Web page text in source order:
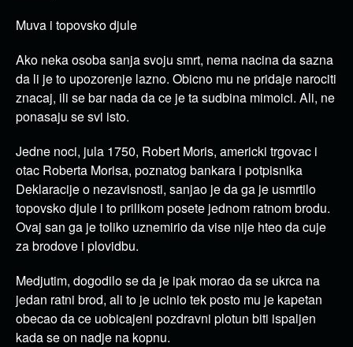
Muva i topovsko djule
Ako neka osoba sanja svoju smrt, nema nacina da sazna
da li je to upozorenje lazno. Obicno mu ne pridaje narociti
znacaj, ili se bar nada da ce je ta sudbina mimoici. Ali, ne
ponasaju se svi isto.
Jedne noci, jula 1750, Robert Moris, americki trgovac i
otac Roberta Morisa, poznatog bankara i potpisnika
Deklaracije o nezavisnosti, sanjao je da ga je usmrtilo
topovsko djule i to prilikom posete jednom ratnom brodu.
Ovaj san ga je toliko uznemirio da vise nije hteo da cuje
za brodove i plovidbu.
Medjutim, dogodilo se da je ipak morao da se ukrca na
jedan ratni brod, ali to je ucinio tek posto mu je kapetan
obecao da ce uobicajeni pozdravni plotun biti ispaljen
kada se on nadje na kopnu.